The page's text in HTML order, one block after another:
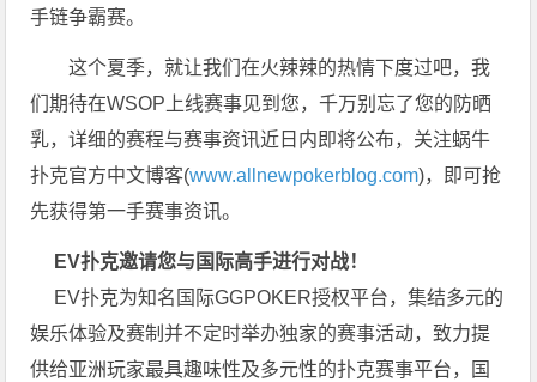
手链争霸赛。
这个夏季，就让我们在火辣辣的热情下度过吧，我
们期待在WSOP上线赛事见到您，千万别忘了您的防晒
乳，详细的赛程与赛事资讯近日内即将公布，关注蜗牛
扑克官方中文博客(www.allnewpokerblog.com)，即可抢
先获得第一手赛事资讯。
EV扑克邀请您与国际高手进行对战！
EV扑克为知名国际GGPOKER授权平台，集结多元的
娱乐体验及赛制并不定时举办独家的赛事活动，致力提
供给亚洲玩家最具趣味性及多元性的扑克赛事平台，国